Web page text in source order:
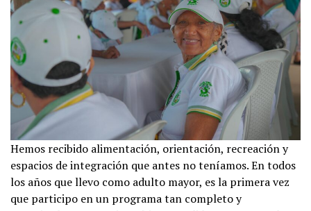
Hemos recibido alimentación, orientación, recreación y
espacios de integración que antes no teníamos. En todos
los años que llevo como adulto mayor, es la primera vez
que participo en un programa tan completo y